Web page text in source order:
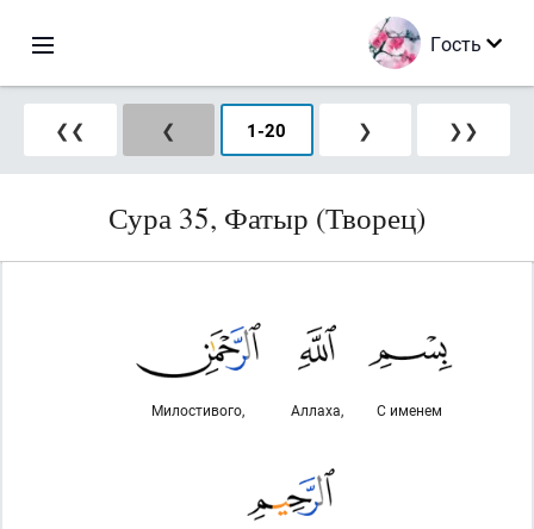
Гость
❮❮ ❮ 1-20 ❯ ❯❯
Сура 35, Фатыр (Творец)
С именем
Аллаха,
Милостивого,